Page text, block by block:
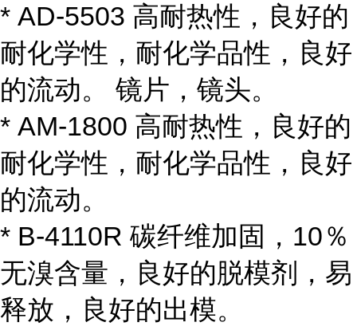
* AD-5503 高耐热性，良好的
耐化学性，耐化学品性，良好
的流动。 镜片，镜头。
* AM-1800 高耐热性，良好的
耐化学性，耐化学品性，良好
的流动。
* B-4110R 碳纤维加固，10％
无溴含量，良好的脱模剂，易
释放，良好的出模。